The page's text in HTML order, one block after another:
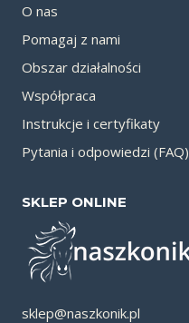
O nas
Pomagaj z nami
Obszar działalności
Współpraca
Instrukcje i certyfikaty
Pytania i odpowiedzi (FAQ)
SKLEP ONLINE
sklep@naszkonik.pl